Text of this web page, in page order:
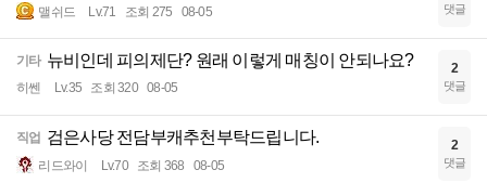
맬쉬드 Lv.71 조회 275 08-05 댓글
기타 뉴비인데 피의제단? 원래 이렇게 매칭이 안되나요?
히쎈 Lv.35 조회 320 08-05
2
댓글
직업 검은사당 전담부캐추천부탁드립니다.
리드와이 Lv.70 조회 368 08-05
2
댓글